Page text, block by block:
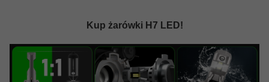
Kup żarówki H7 LED!